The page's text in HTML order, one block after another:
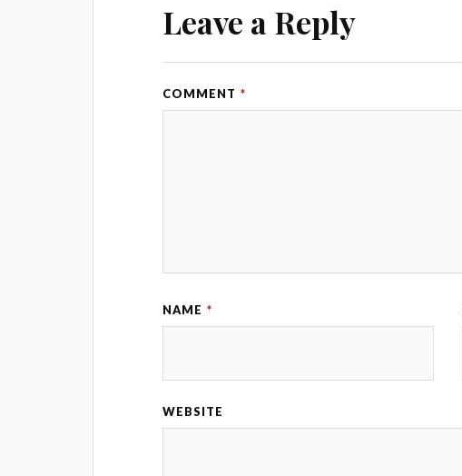
Leave a Reply
COMMENT *
NAME *
WEBSITE